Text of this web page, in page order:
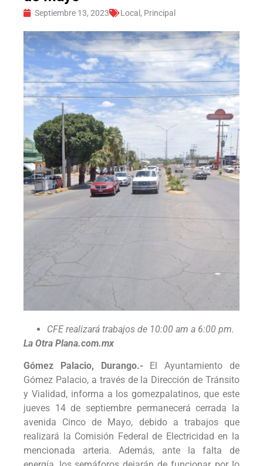
Septiembre 13, 2023 Local , Principal
CFE realizará trabajos de 10:00 am a 6:00 pm.
La Otra Plana.com.mx
Gómez Palacio, Durango.-
El Ayuntamiento de
Gómez Palacio, a través de la Dirección de Tránsito
y Vialidad, informa a los gomezpalatinos, que este
jueves 14 de septiembre permanecerá cerrada la
avenida Cinco de Mayo, debido a trabajos que
realizará la Comisión Federal de Electricidad en la
mencionada arteria. Además, ante la falta de